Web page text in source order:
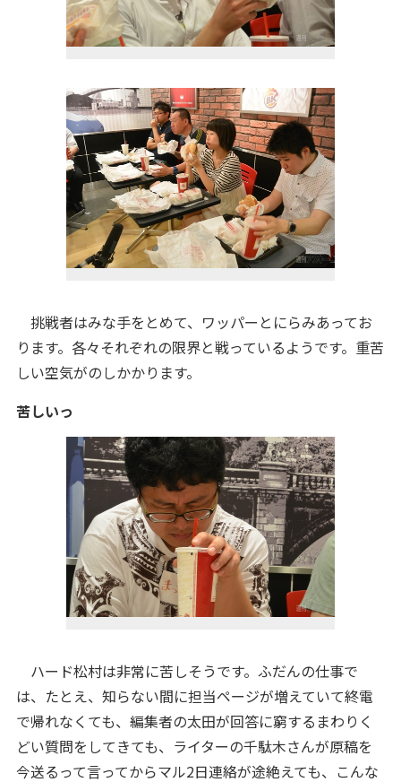
挑戦者はみな手をとめて、ワッパーとにらみあってお
ります。各々それぞれの限界と戦っているようです。重苦
しい空気がのしかかります。
苦しいっ
ハード松村は非常に苦しそうです。ふだんの仕事で
は、たとえ、知らない間に担当ページが増えていて終電
で帰れなくても、編集者の太田が回答に窮するまわりく
どい質問をしてきても、ライターの千駄木さんが原稿を
今送るって言ってからマル2日連絡が途絶えても、こんな